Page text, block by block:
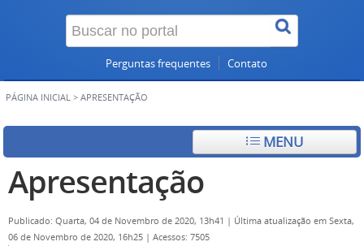
Canais
Perguntas frequentes Contato
PÁGINA INICIAL > APRESENTAÇÃO
MENU
Apresentação
Publicado: Quarta, 04 de Novembro de 2020, 13h41 | Última atualização em Sexta,
06 de Novembro de 2020, 16h25 | Acessos: 7505